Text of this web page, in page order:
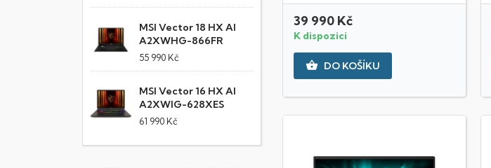
MSI Vector 18 HX AI
A2XWHG-866FR
55 990 Kč
MSI Vector 16 HX AI
A2XWIG-628XES
61 990 Kč
39 990 Kč
K dispozici
 DO KOŠÍKU